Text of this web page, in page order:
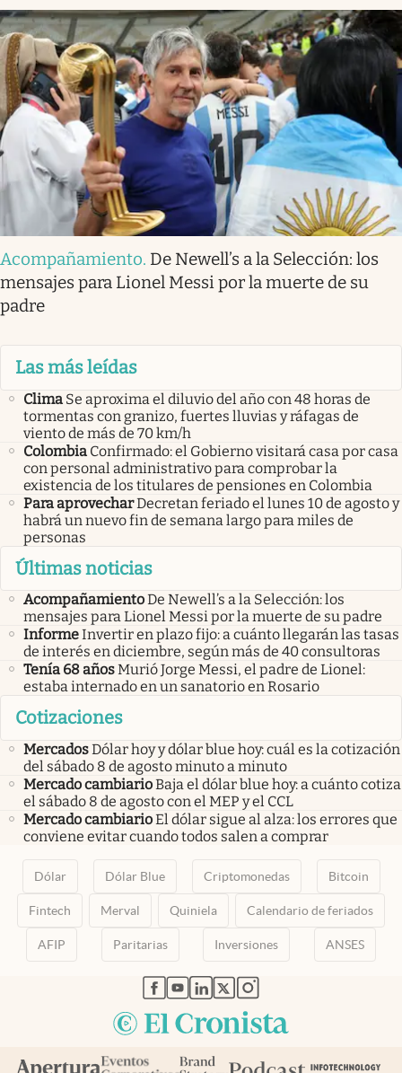
Acompañamiento. De Newell’s a la Selección: los
mensajes para Lionel Messi por la muerte de su
padre
Las más leídas
Clima Se aproxima el diluvio del año con 48 horas de
tormentas con granizo, fuertes lluvias y ráfagas de
viento de más de 70 km/h
Colombia Confirmado: el Gobierno visitará casa por casa
con personal administrativo para comprobar la
existencia de los titulares de pensiones en Colombia
Para aprovecharDecretan feriado el lunes 10 de agosto y
habrá un nuevo fin de semana largo para miles de
personas
Últimas noticias
AcompañamientoDe Newell’s a la Selección: los
mensajes para Lionel Messi por la muerte de su padre
InformeInvertir en plazo fijo: a cuánto llegarán las tasas
de interés en diciembre, según más de 40 consultoras
Tenía 68 añosMurió Jorge Messi, el padre de Lionel:
estaba internado en un sanatorio en Rosario
Cotizaciones
MercadosDólar hoy y dólar blue hoy: cuál es la cotización
del sábado 8 de agosto minuto a minuto
Mercado cambiarioBaja el dólar blue hoy: a cuánto cotiza
el sábado 8 de agosto con el MEP y el CCL
Mercado cambiarioEl dólar sigue al alza: los errores que
conviene evitar cuando todos salen a comprar
Dólar Dólar Blue Criptomonedas Bitcoin
Fintech Merval Quiniela Calendario de feriados
AFIP Paritarias Inversiones ANSES
abre en nueva pestaña
abre en nueva pestaña
abre en nueva pestaña
abre en nueva pestaña
abre en nueva pestaña